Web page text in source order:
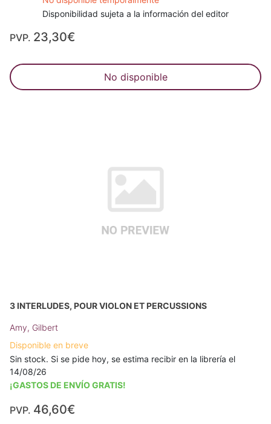
Disponibilidad sujeta a la información del editor
PVP. 23,30€
No disponible
3 INTERLUDES, POUR VIOLON ET PERCUSSIONS
Amy, Gilbert
Disponible en breve
Sin stock. Si se pide hoy, se estima recibir en la librería el
14/08/26
¡GASTOS DE ENVÍO GRATIS!
PVP. 46,60€